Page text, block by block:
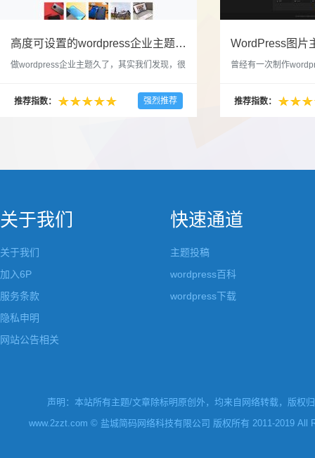
高度可设置的wordpress企业主题indigo分享
做wordpress企业主题久了，其实我们发现，很
配色和元素细节。为此我们创造了一个高可设
置，并且模块可以重复利用的wordpress企业主
推荐指数： 强烈推荐
曾经有一次制作
分享站也行，说是分
推荐指数：
关于我们
关于我们
加入6P
服务条款
隐私申明
网站公告相关
快速通道
主题投稿
wordpress百科
wordpress下载
声明：本站所有主题/文章除标明原创外，均来自网络转载，版权
www.2zzt.com © 盐城简码网络科技有限公司 版权所有 2011-2019